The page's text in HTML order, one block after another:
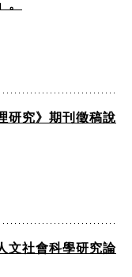
。
研究》期刊徵稿說
文社會科學研究論